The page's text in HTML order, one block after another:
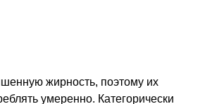
жирность, поэтому их
умеренно. Категорически